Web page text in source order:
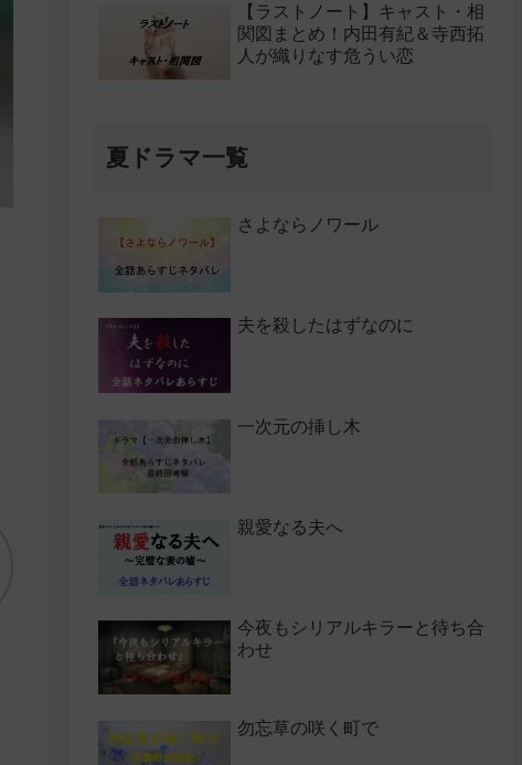
【ラストノート】キャスト・相
関図まとめ！内田有紀＆寺西拓
人が織りなす危うい恋
夏ドラマ一覧
さよならノワール
夫を殺したはずなのに
一次元の挿し木
親愛なる夫へ
今夜もシリアルキラーと待ち合
わせ
勿忘草の咲く町で